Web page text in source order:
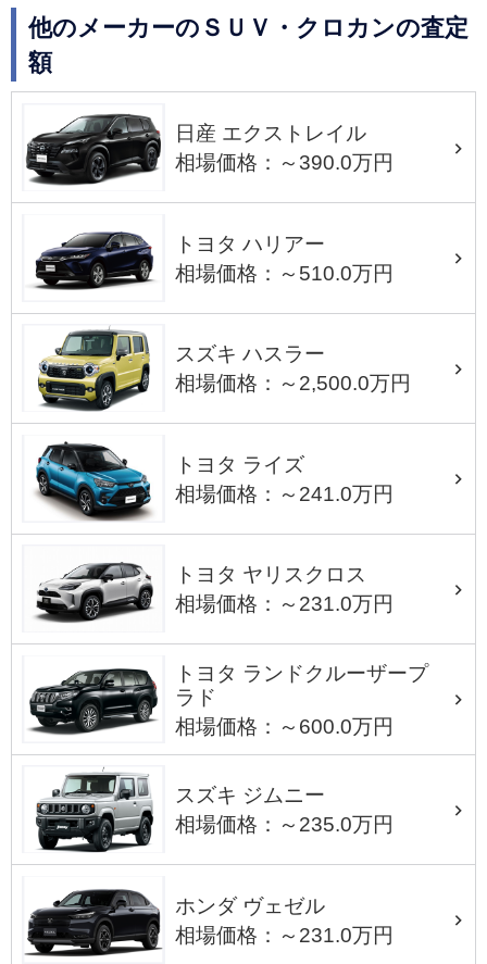
他のメーカーのＳＵＶ・クロカンの査定
額
日産 エクストレイル
相場価格：～390.0万円
トヨタ ハリアー
相場価格：～510.0万円
スズキ ハスラー
相場価格：～2,500.0万円
トヨタ ライズ
相場価格：～241.0万円
トヨタ ヤリスクロス
相場価格：～231.0万円
トヨタ ランドクルーザープ
ラド
相場価格：～600.0万円
スズキ ジムニー
相場価格：～235.0万円
ホンダ ヴェゼル
相場価格：～231.0万円